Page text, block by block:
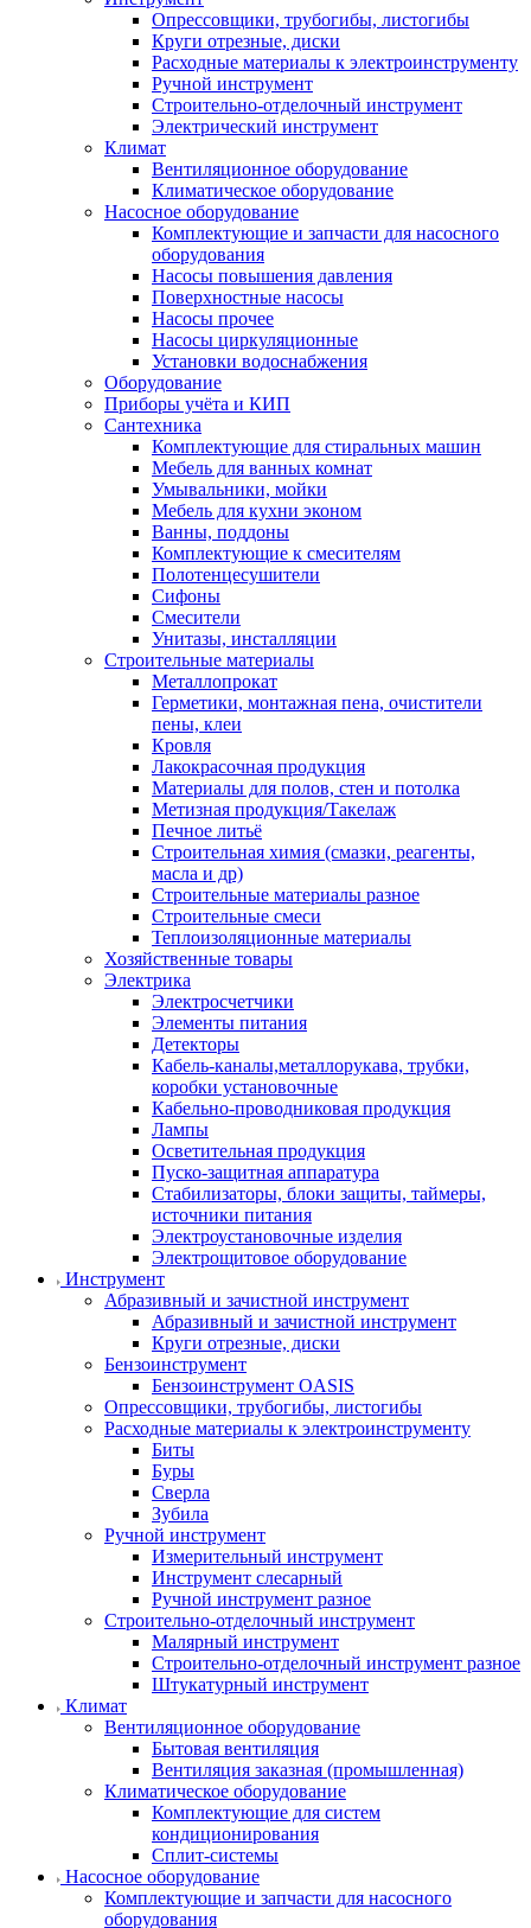
Опрессовщики, трубогибы, листогибы
Круги отрезные, диски
Расходные материалы к электроинструменту
Ручной инструмент
Строительно-отделочный инструмент
Электрический инструмент
Климат
Вентиляционное оборудование
Климатическое оборудование
Насосное оборудование
Комплектующие и запчасти для насосного
оборудования
Насосы повышения давления
Поверхностные насосы
Насосы прочее
Насосы циркуляционные
Установки водоснабжения
Оборудование
Приборы учёта и КИП
Сантехника
Комплектующие для стиральных машин
Мебель для ванных комнат
Умывальники, мойки
Мебель для кухни эконом
Ванны, поддоны
Комплектующие к смесителям
Полотенцесушители
Сифоны
Смесители
Унитазы, инсталляции
Строительные материалы
Металлопрокат
Герметики, монтажная пена, очистители
пены, клеи
Кровля
Лакокрасочная продукция
Материалы для полов, стен и потолка
Метизная продукция/Такелаж
Печное литьё
Строительная химия (смазки, реагенты,
масла и др)
Строительные материалы разное
Строительные смеси
Теплоизоляционные материалы
Хозяйственные товары
Электрика
Электросчетчики
Элементы питания
Детекторы
Кабель-каналы,металлорукава, трубки,
коробки установочные
Кабельно-проводниковая продукция
Лампы
Осветительная продукция
Пуско-защитная аппаратура
Стабилизаторы, блоки защиты, таймеры,
источники питания
Электроустановочные изделия
Электрощитовое оборудование
Инструмент
Абразивный и зачистной инструмент
Абразивный и зачистной инструмент
Круги отрезные, диски
Бензоинструмент
Бензоинструмент OASIS
Опрессовщики, трубогибы, листогибы
Расходные материалы к электроинструменту
Биты
Буры
Сверла
Зубила
Ручной инструмент
Измерительный инструмент
Инструмент слесарный
Ручной инструмент разное
Строительно-отделочный инструмент
Малярный инструмент
Строительно-отделочный инструмент разное
Штукатурный инструмент
Климат
Вентиляционное оборудование
Бытовая вентиляция
Вентиляция заказная (промышленная)
Климатическое оборудование
Комплектующие для систем
кондиционирования
Сплит-системы
Насосное оборудование
Комплектующие и запчасти для насосного
оборудования